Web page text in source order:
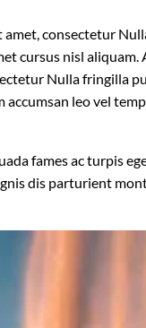
consectetur
cursus nisl
Nulla fringilla
leo vel
fames ac turpis
dis parturient